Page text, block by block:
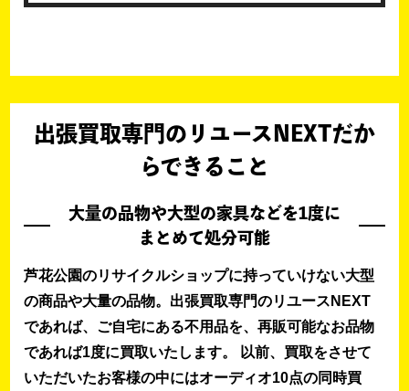
出張買取専門のリユースNEXTだか
らできること
大量の品物や大型の家具などを1度に
まとめて処分可能
芦花公園のリサイクルショップに持っていけない大型
の商品や大量の品物。出張買取専門のリユースNEXT
であれば、ご自宅にある不用品を、再販可能なお品物
であれば1度に買取いたします。 以前、買取をさせて
いただいたお客様の中にはオーディオ10点の同時買